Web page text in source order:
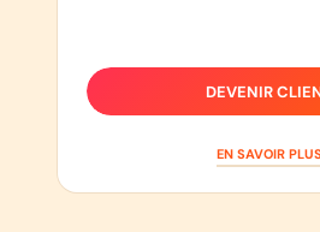
DEVENIR
EN SAVOIR